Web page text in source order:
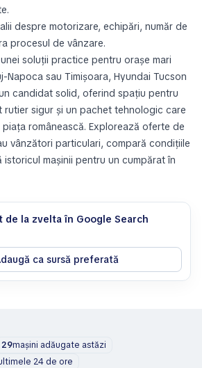
despre motorizare, echipări, număr de
procesul de vânzare.
soluții practice pentru orașe mari
Napoca sau Timișoara, Hyundai Tucson
candidat solid, oferind spațiu pentru
rutier sigur și un pachet tehnologic care
românească. Explorează oferte de
vânzători particulari, compară condițiile
mașinii pentru un cumpărat în
de la zvelta în Google Search
ca sursă preferată
29mașini adăugate astăzi
24 de ore